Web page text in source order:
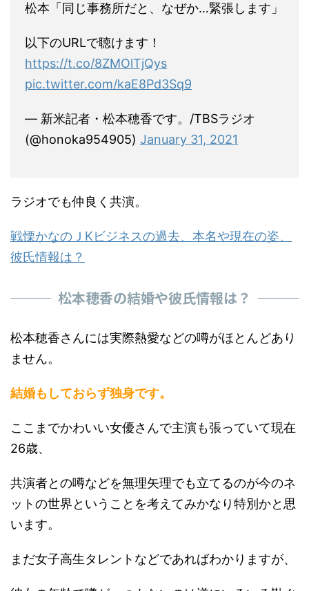
松本「同じ事務所だと、なぜか…緊張します」
以下のURLで聴けます！
https://t.co/8ZMOlTjQys
pic.twitter.com/kaE8Pd3Sq9
— 新米記者・松本穂香です。/TBSラジオ
(@honoka954905) January 31, 2021
ラジオでも仲良く共演。
戦慄かなのＪKビジネスの過去、本名や現在の姿、
彼氏情報は？
松本穂香の結婚や彼氏情報は？
松本穂香さんには実際熱愛などの噂がほとんどあり
ません。
結婚もしておらず独身です。
ここまでかわいい女優さんで主演も張っていて現在
26歳、
共演者との噂などを無理矢理でも立てるのが今のネ
ットの世界ということを考えてみかなり特別かと思
います。
まだ女子高生タレントなどであればわかりますが、